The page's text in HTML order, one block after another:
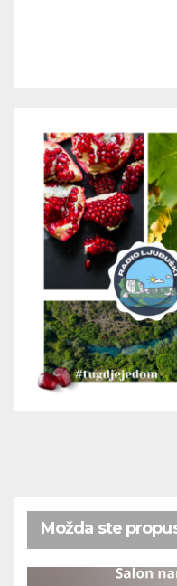
Možda ste